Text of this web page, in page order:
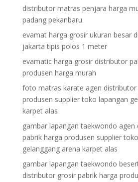
distributor matras penjara harga
padang pekanbaru
evamat harga grosir ukuran besar
jakarta tipis polos 1 meter
evamatic harga grosir distributor
produsen harga murah
foto matras karate agen distributor
produsen supplier toko lapangan
karpet alas
gambar lapangan taekwondo
pabrik harga produsen supplier
gelanggang arena karpet alas
gambar lapangan taekwondo
distributor grosir pabrik harga